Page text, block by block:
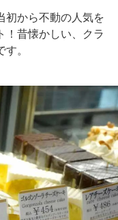
初から不動の人気を
！昔懐かしい、クラ
。